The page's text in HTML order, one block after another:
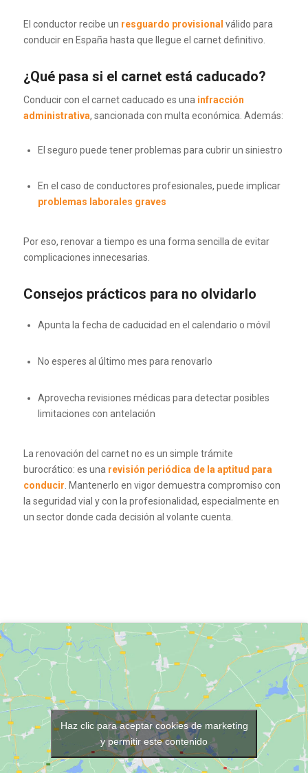
El conductor recibe un resguardo provisional válido para
conducir en España hasta que llegue el carnet definitivo.
¿Qué pasa si el carnet está caducado?
Conducir con el carnet caducado es una infracción
administrativa, sancionada con multa económica. Además:
El seguro puede tener problemas para cubrir un siniestro
En el caso de conductores profesionales, puede implicar
problemas laborales graves
Por eso, renovar a tiempo es una forma sencilla de evitar
complicaciones innecesarias.
Consejos prácticos para no olvidarlo
Apunta la fecha de caducidad en el calendario o móvil
No esperes al último mes para renovarlo
Aprovecha revisiones médicas para detectar posibles
limitaciones con antelación
La renovación del carnet no es un simple trámite
burocrático: es una revisión periódica de la aptitud para
conducir . Mantenerlo en vigor demuestra compromiso con
la seguridad vial y con la profesionalidad, especialmente en
un sector donde cada decisión al volante cuenta.
Haz clic para aceptar cookies de marketing
y permitir este contenido